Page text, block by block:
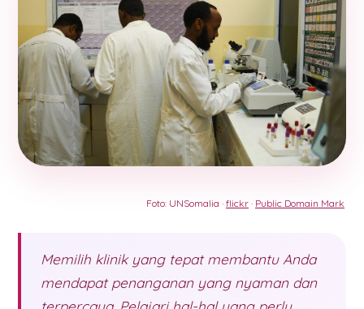
Foto: UNSomalia · flickr · Public Domain Mark
Memilih klinik yang tepat membantu Anda
mendapat penanganan yang nyaman dan